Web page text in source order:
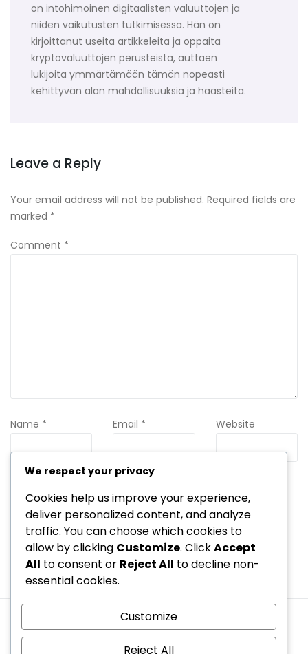
on intohimoinen digitaalisten valuuttojen ja
niiden vaikutusten tutkimisessa. Hän on
kirjoittanut useita artikkeleita ja oppaita
kryptovaluuttojen perusteista, auttaen
lukijoita ymmärtämään tämän nopeasti
kehittyvän alan mahdollisuuksia ja haasteita.
Leave a Reply
Your email address will not be published. Required fields are
marked *
Comment *
Name * Email * Website
Save my name, email, and website in this browser for the
next time I comment.
Käyttöehdot
Tietosuojakäytäntö
Keitä olemme
We respect your privacy
Cookies help us improve your experience,
deliver personalized content, and analyze
traffic. You can choose which cookies to
allow by clicking Customize. ClickAccept
All to consent or Reject All to decline non-
essential cookies.
Customize
Reject All